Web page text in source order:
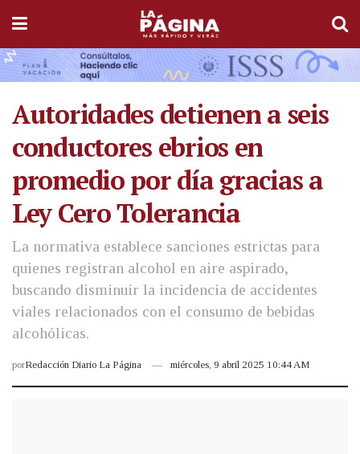
Autoridades detienen a seis
conductores ebrios en
promedio por día gracias a
Ley Cero Tolerancia
La normativa establece sanciones estrictas para
quienes registran alcohol en aire aspirado,
buscando disminuir la incidencia de accidentes
viales relacionados con el consumo de bebidas
alcohólicas.
porRedacción Diario La Página miércoles, 9 abril 2025 10:44 AM